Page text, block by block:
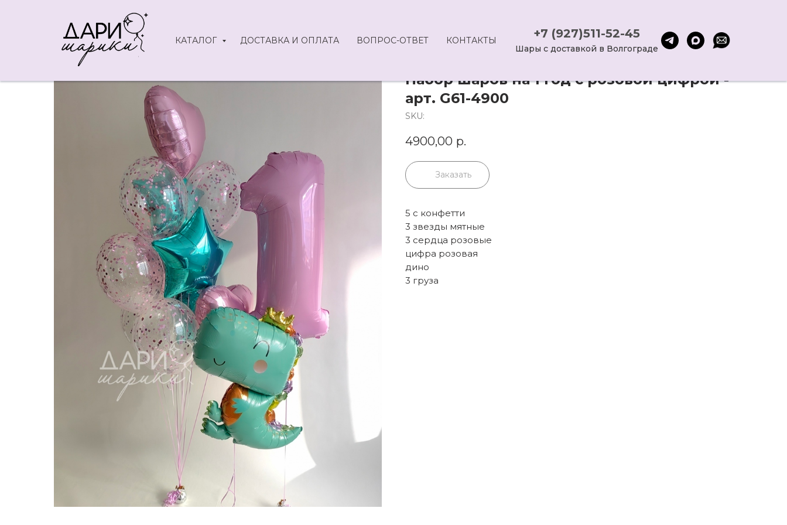
КАТАЛОГ ДОСТАВКА И ОПЛАТА ВОПРОС-ОТВЕТ КОНТАКТЫ +7 (927)511-52-45
Шары с доставкой в Волгограде
Набор шаров на 1 год с розовой цифрой -
арт. G61-4900
SKU:
4900,00 р.
Заказать
5 с конфетти
3 звезды мятные
3 сердца розовые
цифра розовая
дино
3 груза